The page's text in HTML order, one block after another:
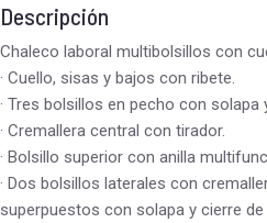
Descripción
Chaleco laboral multibolsillos con
· Cuello, sisas y bajos con ribete.
· Tres bolsillos en pecho con solapa
· Cremallera central con tirador.
· Bolsillo superior con anilla
· Dos bolsillos laterales con
superpuestos con solapa y cierre de